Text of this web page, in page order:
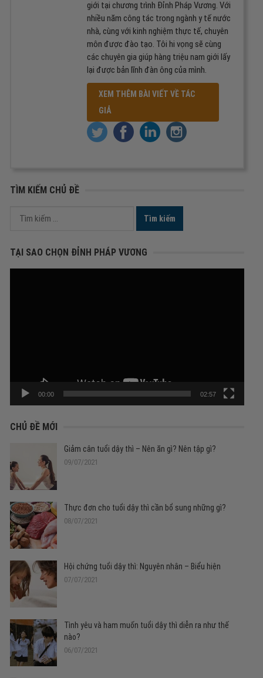
giới tại chương trình Đỉnh Pháp Vương. Với
nhiều năm công tác trong ngành y tế nước
nhà, cùng với kinh nghiệm thực tế, chuyên
môn được đào tạo. Tôi hi vọng sẽ cùng
các chuyên gia giúp hàng triệu nam giới lấy
lại được bản lĩnh đàn ông của mình.
XEM THÊM BÀI VIẾT VỀ TÁC
GIẢ
TÌM KIẾM CHỦ ĐỀ
Tìm
TẠI SAO CHỌN ĐỈNH PHÁP VƯƠNG
00:00 02:57
CHỦ ĐỀ MỚI
Giảm cân tuổi dậy thì – Nên ăn gì? Nên tập gì?
09/07/2021
Thực đơn cho tuổi dậy thì cần bổ sung những gì?
08/07/2021
Hội chứng tuổi dậy thì: Nguyên nhân – Biểu hiện
07/07/2021
Tình yêu và ham muốn tuổi dậy thì diễn ra như thế
nào?
06/07/2021